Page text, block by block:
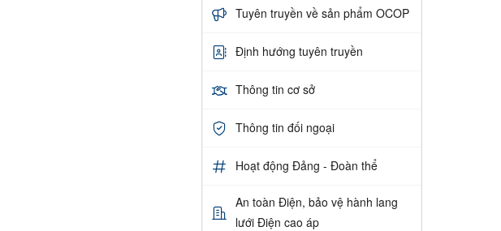
Tuyên truyền về sản phẩm OCOP
Định hướng tuyên truyền
Thông tin cơ sở
Thông tin đối ngoại
Hoạt động Đảng - Đoàn thể
An toàn Điện, bảo vệ hành lang
lưới Điện cao áp